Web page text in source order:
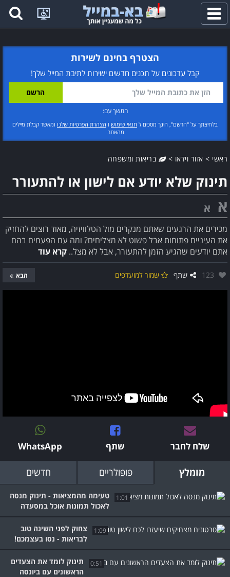
פתח
תפריט
הצטרף בחינם לשירות
קבל עדכונים על תכנים חדשים ישירות לתיבת המייל שלך!
המשך עם:
בלחיצתך על "הרשם", הינך מסכים ל תנאי שימוש ו הצהרת הפרטיות שלנו ומאשר קבלת מיילים
מהאתר.
ראשי > אזור וידאו > בריאות ומשפחה
תינוק שלא יודע אם לישון או להתעורר
א א
מכירים את הרגעים שאתם מנקרים מול הטלוויזיה, מאוד רוצים להחזיק
את העיניים פתוחות אבל פשוט לא מצליחים? ומה עם הפעמים בהם
אתם יודעים שהגיע הזמן להתעורר, אבל לא מצל.. קרא עוד
אהבו:
123 שתף שמור למועדפים הבא
שלח לחבר שתף WhatsApp
מומלץ פופולריים חדשים
1:01
טעימה מהמציאות - תינוק מנסה
לאכול תמונות אוכל במסעדה
1:09
צחוק לפני השינה טוב
לבריאות - נסו בעצמכם!
0:51
תינוק לומד את הצעדים
הראשונים עם ביונסה